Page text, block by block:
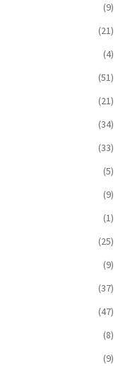
(9)
(21)
(4)
(51)
(21)
(34)
(33)
(5)
(9)
(1)
(25)
(9)
(37)
(47)
(8)
(9)